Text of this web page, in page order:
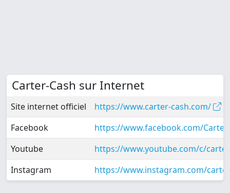
Carter-Cash sur Internet
Site internet officiel
https://www.carter-cash.com/
Facebook
https://www.facebook.com/
Youtube
https://www.youtube.com/c/
Instagram
https://www.instagram.com/